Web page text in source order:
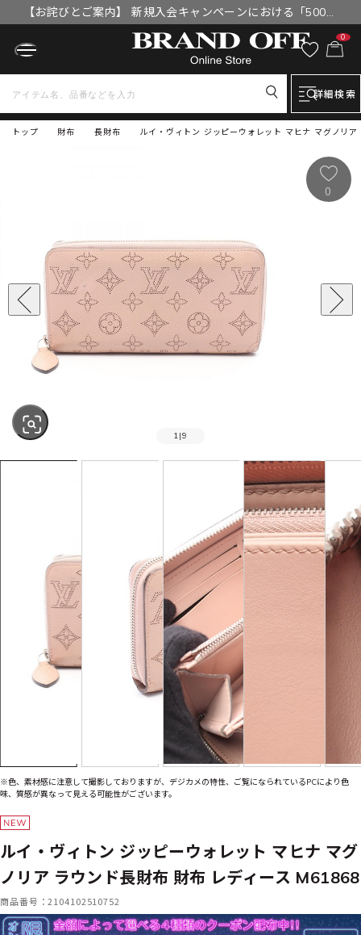
【お詫びとご案内】 新規入会キャンペーンにおける「500円
OFFクーポン」付与漏れと補填について
0
詳細検索
トップ ルイ・ヴィトン ジッピーウォレット マヒナ マグノリ
財布 長財布
SOLD OUT
1 |9
0
※色、素材感に注意して撮影しておりますが、デジカメの特性、ご覧になられているPCにより色
味、質感が異なって見える可能性がございます。
ルイ・ヴィトン ジッピーウォレット マヒナ マグ
ノリア ラウンド長財布 財布 レディース M61868
商品番号：2104102510752